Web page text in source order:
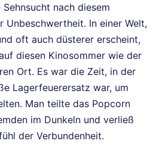
nach diesem
Unbeschwertheit. In einer Welt,
oft auch düsterer erscheint,
diesen Kinosommer wie der
Ort. Es war die Zeit, in der
Lagerfeuerersatz war, um
Man teilte das Popcorn
im Dunkeln und verließ
der Verbundenheit.